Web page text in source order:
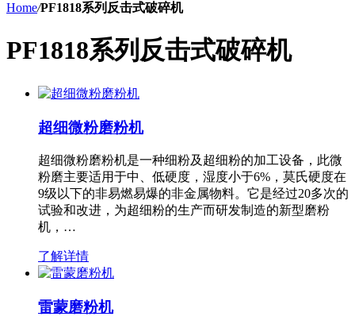
Home/PF1818系列反击式破碎机
PF1818系列反击式破碎机
超细微粉磨粉机
超细微粉磨粉机是一种细粉及超细粉的加工设备，此微
粉磨主要适用于中、低硬度，湿度小于6%，莫氏硬度在
9级以下的非易燃易爆的非金属物料。它是经过20多次的
试验和改进，为超细粉的生产而研发制造的新型磨粉
机，…
了解详情
雷蒙磨粉机